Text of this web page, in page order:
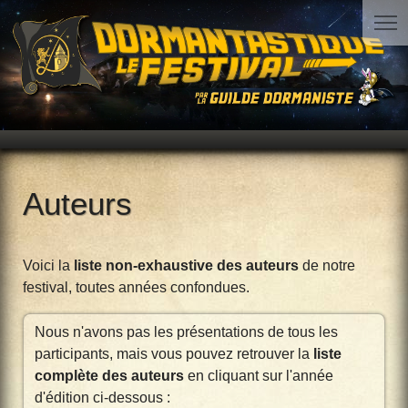
Auteurs
Voici la liste non-exhaustive des auteurs de notre
festival, toutes années confondues.
Nous n'avons pas les présentations de tous les
participants, mais vous pouvez retrouver la liste
complète des auteurs en cliquant sur l'année
d'édition ci-dessous :